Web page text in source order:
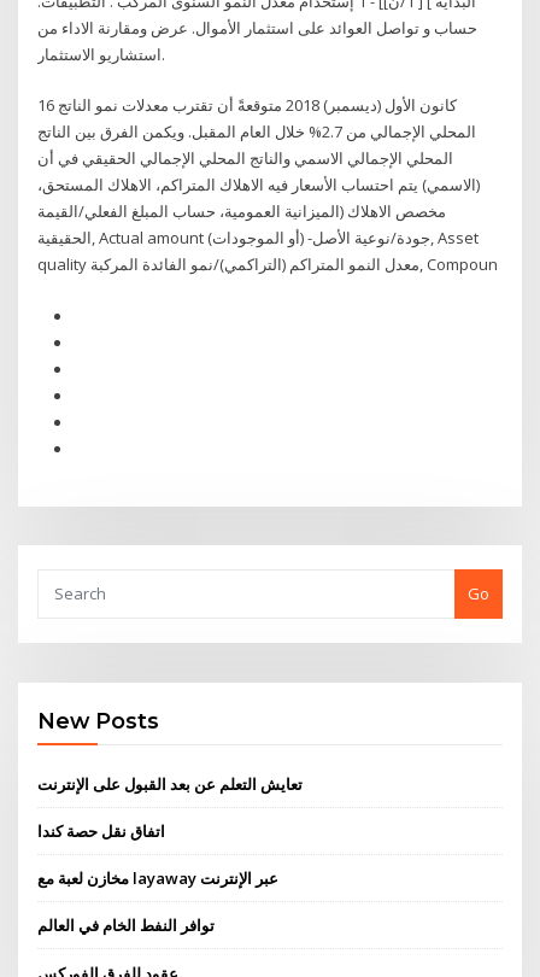
حساب و تواصل العوائد على استثمار الأموال. عرض ومقارنة الاداء من
استشاريو الاستثمار.
16 كانون الأول (ديسمبر) 2018 متوقعةً أن تقترب معدلات نمو الناتج
المحلي الإجمالي من 2.7% خلال العام المقبل. ويكمن الفرق بين الناتج
المحلي الإجمالي الاسمي والناتج المحلي الإجمالي الحقيقي في أن
(الاسمي) يتم احتساب الأسعار فيه الاهلاك المتراكم، الاهلاك المستحق،
مخصص الاهلاك (الميزانية العمومية، حساب المبلغ الفعلي/القيمة
الحقيقية, Actual amount جودة/نوعية الأصل- (أو الموجودات), Asset
quality معدل النمو المتراكم (التراكمي)/نمو الفائدة المركبة, Compoun
Go
New Posts
تعايش التعلم عن بعد القبول على الإنترنت
اتفاق نقل حصة كندا
مخازن لعبة مع layaway عبر الإنترنت
توافر النفط الخام في العالم